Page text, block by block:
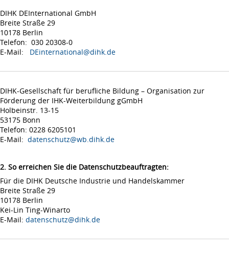
DIHK DEInternational GmbH
Breite Straße 29
10178 Berlin
Telefon: 030 20308-0
E-Mail: DEinternational@dihk.de
DIHK-Gesellschaft für berufliche Bildung – Organisation zur
Förderung der IHK-Weiterbildung gGmbH
Holbeinstr. 13-15
53175 Bonn
Telefon: 0228 6205101
E-Mail: datenschutz@wb.dihk.de
2. So erreichen Sie die Datenschutzbeauftragten:
Für die DIHK Deutsche Industrie und Handelskammer
Breite Straße 29
10178 Berlin
Kei-Lin Ting-Winarto
E-Mail: datenschutz@dihk.de